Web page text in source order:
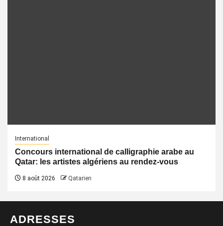
International
Concours international de calligraphie arabe au
Qatar: les artistes algériens au rendez-vous
8 août 2026 Qatarien
ADRESSES